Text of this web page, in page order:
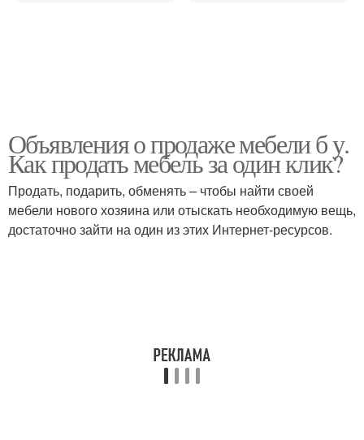
Объявления о продаже мебели б у.
Как продать мебель за один клик?
Продать, подарить, обменять – чтобы найти своей
мебели нового хозяина или отыскать необходимую вещь,
достаточно зайти на один из этих Интернет-ресурсов.